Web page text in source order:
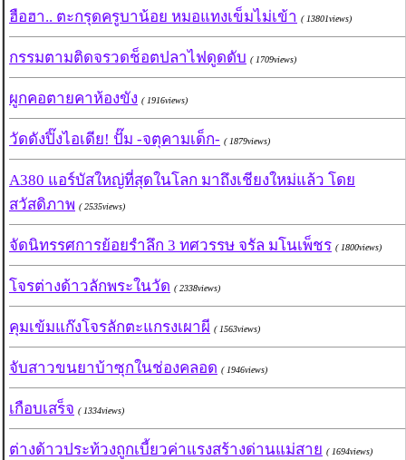
ฮือฮา.. ตะกรุดครูบาน้อย หมอแทงเข็มไม่เข้า ( 13801views)
กรรมตามติดจรวดช็อตปลาไฟดูดดับ ( 1709views)
ผูกคอตายคาห้องขัง ( 1916views)
วัดดังปิ๊งไอเดีย! ปั๊ม -จตุคามเด็ก- ( 1879views)
A380 แอร์บัสใหญ่ที่สุดในโลก มาถึงเชียงใหม่แล้ว โดย
สวัสดิภาพ ( 2535views)
จัดนิทรรศการย้อยรำลึก 3 ทศวรรษ จรัล มโนเพ็ชร ( 1800views)
โจรต่างด้าวลักพระในวัด ( 2338views)
คุมเข้มแก๊งโจรลักตะแกรงเผาผี ( 1563views)
จับสาวขนยาบ้าซุกในช่องคลอด ( 1946views)
เกือบเสร็จ ( 1334views)
ต่างด้าวประท้วงถูกเบี้ยวค่าแรงสร้างด่านแม่สาย ( 1694views)